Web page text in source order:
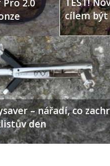
Pro 2.0
cílem
– nářadí, co
den